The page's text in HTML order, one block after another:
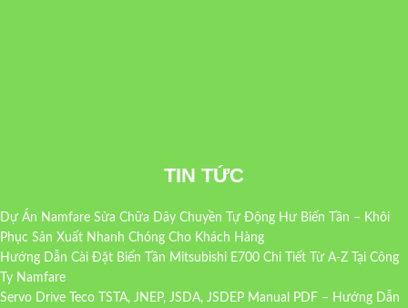
TIN TỨC
Dự Án Namfare Sửa Chữa Dây Chuyền Tự Động Hư Biến Tần – Khôi
Phục Sản Xuất Nhanh Chóng Cho Khách Hàng
Hướng Dẫn Cài Đặt Biến Tần Mitsubishi E700 Chi Tiết Từ A-Z Tại Công
Ty Namfare
Servo Drive Teco TSTA, JNEP, JSDA, JSDEP Manual PDF – Hướng Dẫn